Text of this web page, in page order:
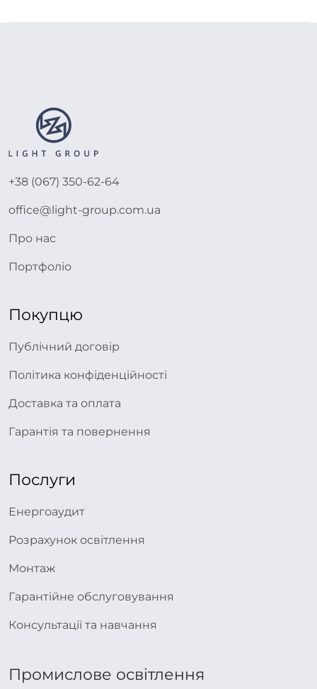
+38 (067) 350-62-64
office@light-group.com.ua
Про нас
Портфоліо
Покупцю
Публічний договір
Політика конфіденційності
Доставка та оплата
Гарантія та повернення
Послуги
Енергоаудит
Розрахунок освітлення
Монтаж
Гарантійне обслуговування
Консультації та навчання
Промислове освітлення